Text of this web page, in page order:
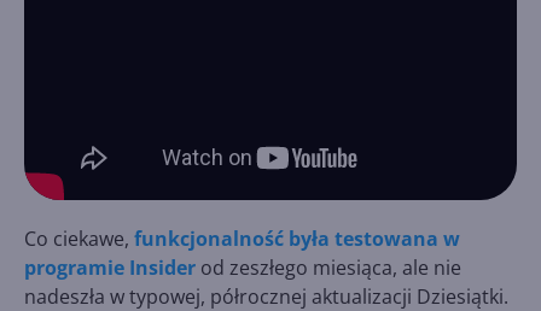
Co ciekawe, funkcjonalność była testowana w
programie Insider od zeszłego miesiąca, ale nie
nadeszła w typowej, półrocznej aktualizacji Dziesiątki.